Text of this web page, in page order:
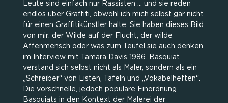
Leute sind einfach nur Rassisten … und sie reden
endlos über Graffiti, obwohl ich mich selbst gar nicht
für einen Graffitikünstler halte. Sie haben dieses Bild
von mir: der Wilde auf der Flucht, der wilde
Affenmensch oder was zum Teufel sie auch denken,
im Interview mit Tamara Davis 1986. Basquiat
verstand sich selbst nicht als Maler, sondern als ein
„Schreiber“ von Listen, Tafeln und „Vokabelheften“.
Die vorschnelle, jedoch populäre Einordnung
Basquiats in den Kontext der Malerei der